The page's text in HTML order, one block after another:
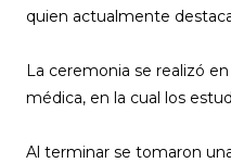
quien actualmente
La ceremonia se realizó
médica, en la cual los
Al terminar se tomaron